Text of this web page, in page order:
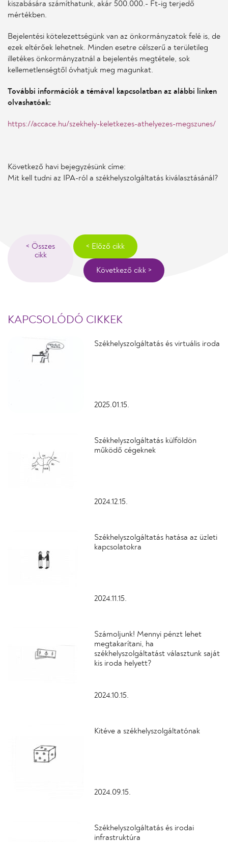
kiszabására számíthatunk, akár 500.000.- Ft-ig terjedő
mértékben.
Bejelentési kötelezettségünk van az önkormányzatok felé is, de
ezek eltérőek lehetnek. Minden esetre célszerű a területileg
illetékes önkormányzatnál a bejelentés megtétele, sok
kellemetlenségtől óvhatjuk meg magunkat.
További információk a témával kapcsolatban az alábbi linken
olvashatóak:
https://accace.hu/szekhely-keletkezes-athelyezes-megszunes/
Következő havi bejegyzésünk címe:
Mit kell tudni az IPA-ról a székhelyszolgáltatás kiválasztásánál?
< Összes
cikk
< Előző cikk
Következő cikk >
KAPCSOLÓDÓ CIKKEK
Székhelyszolgáltatás és virtuális iroda
2025.01.15.
Székhelyszolgáltatás külföldön
működő cégeknek
2024.12.15.
Székhelyszolgáltatás hatása az üzleti
kapcsolatokra
2024.11.15.
Számoljunk! Mennyi pénzt lehet
megtakarítani, ha
székhelyszolgáltatást választunk saját
kis iroda helyett?
2024.10.15.
Kitéve a székhelyszolgáltatónak
2024.09.15.
Székhelyszolgáltatás és irodai
infrastruktúra